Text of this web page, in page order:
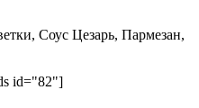
Соус Цезарь, Пармезан,
id="82"]